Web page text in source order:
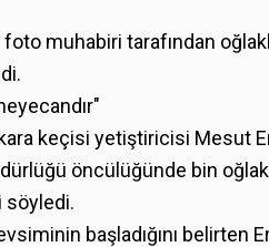
foto muhabiri tarafından
keçisi yetiştiricisi Mesut
öncülüğünde bin
söyledi.
başladığını belirten